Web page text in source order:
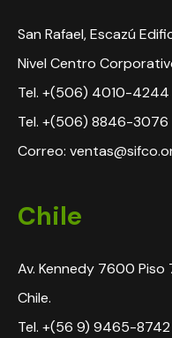
San Rafael, Escazú
Nivel Centro
Tel. +(506) 4010-4244
Tel. +(506) 8846-3076
Correo:
Chile
Av. Kennedy 7600 Piso
Chile.
Tel. +(56 9) 9465-8742